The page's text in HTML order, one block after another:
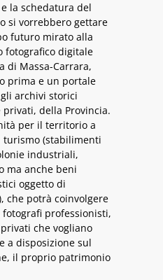
la schedatura del
si vorrebbero gettare
futuro mirato alla
fotografico digitale
di Massa-Carrara,
prima e un portale
archivi storici
della Provincia.
per il territorio a
(stabilimenti
industriali,
ma anche beni
oggetto di
che potrà coinvolgere
professionisti,
che vogliano
a disposizione sul
il proprio patrimonio